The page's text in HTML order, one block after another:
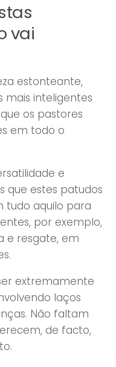
vai
estonteante,
inteligentes
os pastores
em todo o
e
que estes patudos
tudo aquilo para
por exemplo,
e resgate, em
extremamente
laços
Não faltam
de facto,